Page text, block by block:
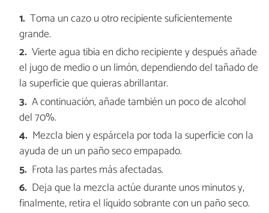
Toma un cazo u otro recipiente suficientemente
grande.
Vierte agua tibia en dicho recipiente y después añade
el jugo de medio o un limón, dependiendo del tañado de
la superficie que quieras abrillantar.
A continuación, añade también un poco de alcohol
del 70%.
Mezcla bien y espárcela por toda la superficie con la
ayuda de un un paño seco empapado.
Frota las partes más afectadas.
Deja que la mezcla actúe durante unos minutos y,
finalmente, retira el líquido sobrante con un paño seco.